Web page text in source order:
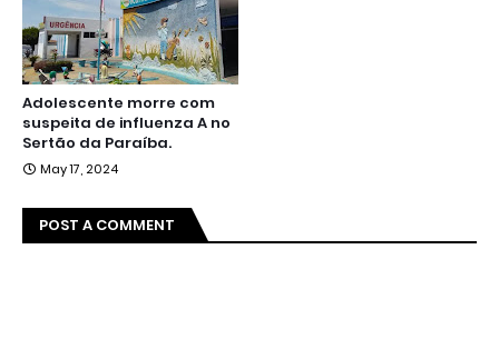
Adolescente morre com
suspeita de influenza A no
Sertão da Paraíba.
May 17, 2024
POST A COMMENT